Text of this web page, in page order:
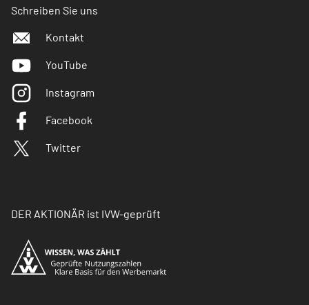
Schreiben Sie uns
Kontakt
YouTube
Instagram
Facebook
Twitter
DER AKTIONÄR ist IVW-geprüft